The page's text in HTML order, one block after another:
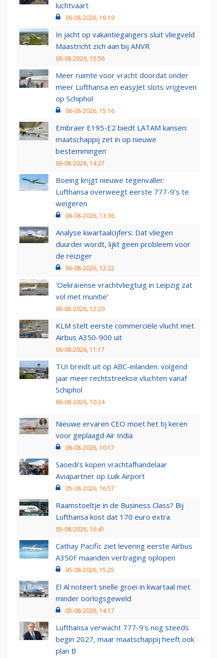
luchtvaart
06-08-2026, 16:19
In jacht op vakantiegangers sluit vliegveld
Maastricht zich aan bij ANVR
06-08-2026, 15:56
Meer ruimte voor vracht doordat onder
meer Lufthansa en easyJet slots vrijgeven
op Schiphol
06-08-2026, 15:16
Embraer E195-E2 biedt LATAM kansen:
maatschappij zet in op nieuwe
bestemmingen
06-08-2026, 14:27
Boeing krijgt nieuwe tegenvaller:
Lufthansa overweegt eerste 777-9’s te
weigeren
06-08-2026, 13:36
Analyse kwartaalcijfers: Dat vliegen
duurder wordt, lijkt geen probleem voor
de reiziger
06-08-2026, 12:22
'Oekraïense vrachtvliegtuig in Leipzig zat
vol met munitie'
06-08-2026, 12:20
KLM stelt eerste commerciële vlucht met
Airbus A350-900 uit
06-08-2026, 11:17
TUI breidt uit op ABC-eilanden: volgend
jaar meer rechtstreekse vluchten vanaf
Schiphol
06-08-2026, 10:24
Nieuwe ervaren CEO moet het tij keren
voor geplaagd Air India
06-08-2026, 10:17
Saoedi’s kopen vrachtafhandelaar
Aviapartner op Luik Airport
05-08-2026, 16:57
Raamstoeltje in de Business Class? Bij
Lufthansa kost dat 170 euro extra
05-08-2026, 16:41
Cathay Pacific ziet levering eerste Airbus
A350F maanden vertraging oplopen
05-08-2026, 15:25
El Al noteert snelle groei in kwartaal met
minder oorlogsgeweld
05-08-2026, 14:17
Lufthansa verwacht 777-9’s nog steeds
begin 2027, maar maatschappij heeft ook
plan B